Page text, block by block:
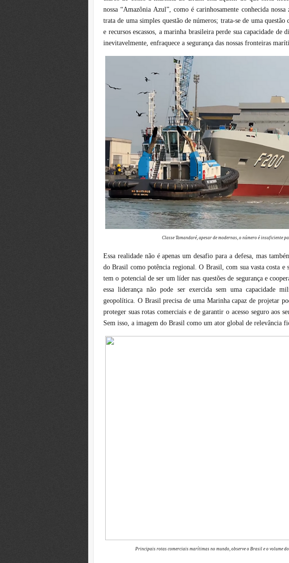
nossa “Amazônia Azul”, como é carinhosamente conhecida
trata de uma simples questão de números; trata-se de uma
e recursos escassos, a marinha brasileira perde sua capacidade de
inevitavelmente, enfraquece a segurança das nossas fronteiras
Classe Tamandaré, apesar de modernas, o número é insuficiente
Essa realidade não é apenas um desafio para a defesa, mas
do Brasil como potência regional. O Brasil, com sua vasta costa e
tem o potencial de ser um líder nas questões de segurança e
essa liderança não pode ser exercida sem uma capacidade
geopolítica. O Brasil precisa de uma Marinha capaz de projetar
proteger suas rotas comerciais e de garantir o acesso seguro aos
Sem isso, a imagem do Brasil como um ator global de relevância
Principais rotas comerciais marítimas no mundo, observe o Brasil e o volume